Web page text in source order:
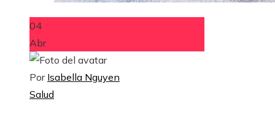
04
Abr
Por Isabella Nguyen
Salud